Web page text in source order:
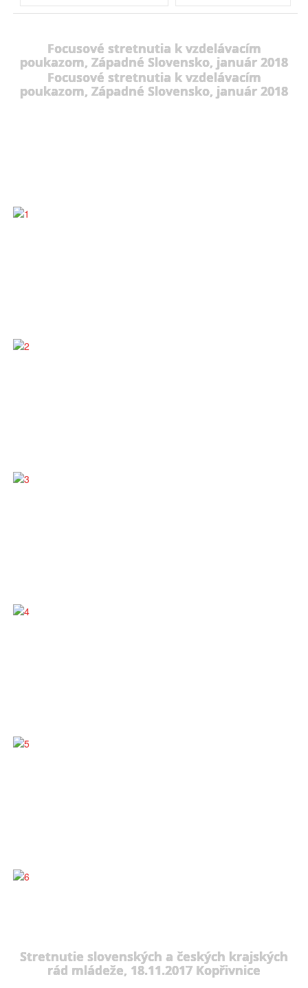
Focusové stretnutia k vzdelávacím
poukazom, Západné Slovensko, január 2018
Focusové stretnutia k vzdelávacím
poukazom, Západné Slovensko, január 2018
Stretnutie slovenských a českých krajských
rád mládeže, 18.11.2017 Kopřivnice